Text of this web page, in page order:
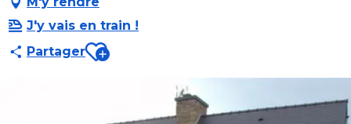
J'y vais en train !
PartagerAjouter aux favoris